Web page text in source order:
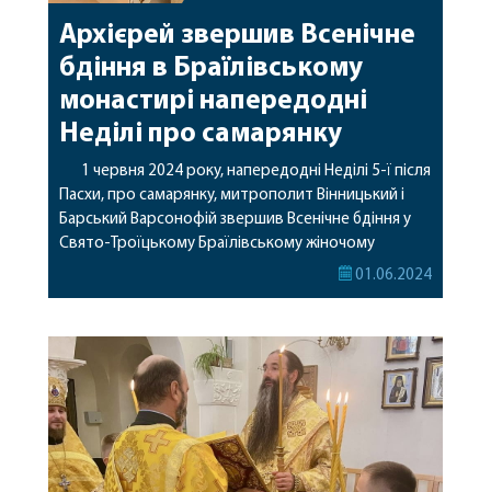
Архієрей звершив Всенічне
бдіння в Браїлівському
монастирі напередодні
Неділі про самарянку
1 червня 2024 року, напередодні Неділі 5-ї після
Пасхи, про самарянку, митрополит Вінницький і
Барський Варсонофій звершив Всенічне бдіння у
Свято-Троїцькому Браїлівському жіночому
монастирі. Його Високопреосвященству
ігуменя Антонія (Стеценко), сестри та парафіяни
монастиря. Нагадуємо, завтра архіпастир
звершить Божественну літургію у Браїлівському
монастирі. Початок о 8:45. […]
01.06.2024